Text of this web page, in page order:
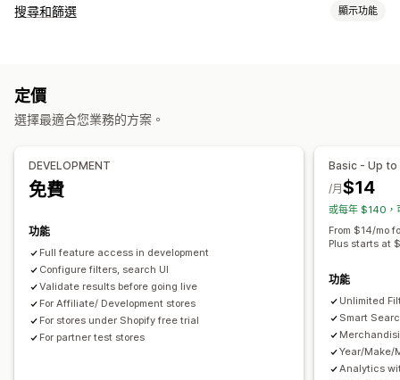
選單樣式
無限捲動
自訂
搜尋和篩選 顯示功能
停用詞
個人化搜尋 自訂排名 搜尋列
行動裝置回應式設計
篩選條件顯示方式
自訂篩選條件
分析
自訂控制面板
篩選條件使用情形 即時分析
多組搜尋查詢
定價
選擇最適合您業務的方案。
DEVELOPMENT
免費
功能
Full feature access in development
Configure filters, search UI
Validate results before going live
For Affiliate/ Development stores
For stores under Shopify free trial
For partner test stores
Basic - Up
$14
/月
或每年 $140，
From $14/mo
Plus starts at
功能
Unlimited
Smart
Year/Make/
Analytics